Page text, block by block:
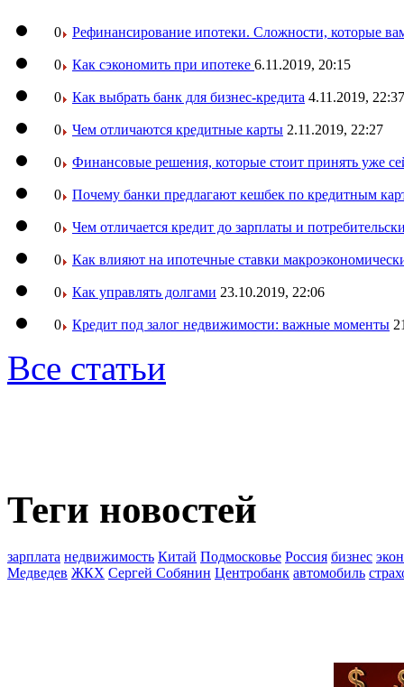
0 Рефинансирование ипотеки. Сложности, которые
0 Как сэкономить при ипотеке 6.11.2019, 20:15
0 Как выбрать банк для бизнес-кредита 4.11.2019, 22:37
0 Чем отличаются кредитные карты 2.11.2019, 22:27
0 Финансовые решения, которые стоит принять уже
0 Почему банки предлагают кешбек по кредитным
0 Чем отличается кредит до зарплаты и
0 Как влияют на ипотечные ставки
0 Как управлять долгами 23.10.2019, 22:06
0 Кредит под залог недвижимости: важные моменты
Все статьи
Теги новостей
зарплата недвижимость Китай Подмосковье Россия бизнес
Медведев ЖКХ Сергей Собянин Центробанк автомобиль